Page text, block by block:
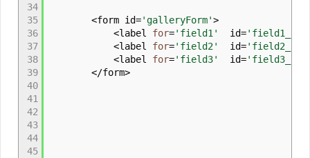
34
35
36
37
38
39
40
41
42
43
44
45
<form id='galleryForm'>
<label for='field1' id=
<label for='field2' id=
<label for='field3' id=
</form>